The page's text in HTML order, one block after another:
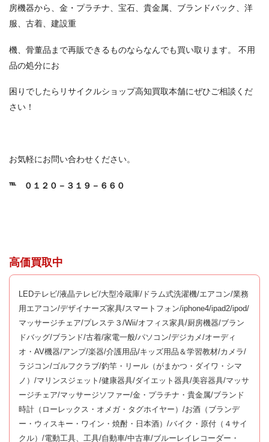
房機器から、金・プラチナ、宝石、貴金属、ブランドバック、洋
服、古着、建設重
機、骨董品まで再販できるものならなんでも買い取ります。 不用
品の処分にお
困りでしたらリサイクルショップ高知買取本舗にぜひご相談くだ
さい！
お気軽にお問い合わせください。
℡ ０１２０－３１９－６６０
高価買取中
LEDテレビ/液晶テレビ/大型冷蔵庫/ドラム式洗濯機/エアコン/業務
用エアコン/デザイナーズ家具/スマートフォン/iphone4/ipad2/ipod/
マッサージチェア/プレステ３/Wii/オフィス家具/厨房機器/ブラン
ドバッグ/ブランド/古着/家電一般/パソコン/デジカメ/オーディ
オ・AV機器/アンプ/楽器/介護用品/キッズ用品＆学習教材/カメラ/
ラジコン/ゴルフクラブ/釣竿・リール（がまかつ・ダイワ・シマ
ノ）/マリンスジェット/健康器具/ダイエット器具/美容器具/マッサ
ージチェア/マッサージソファー/金・プラチナ・貴金属/ブランド
時計（ローレックス・オメガ・タグホイヤー）/お酒（ブランデ
ー・ウィスキー・ワイン・焼酎・日本酒）/バイク・原付（４サイ
クル）/電動工具、工具/自動車/中古車/ブルーレイレコーダー・